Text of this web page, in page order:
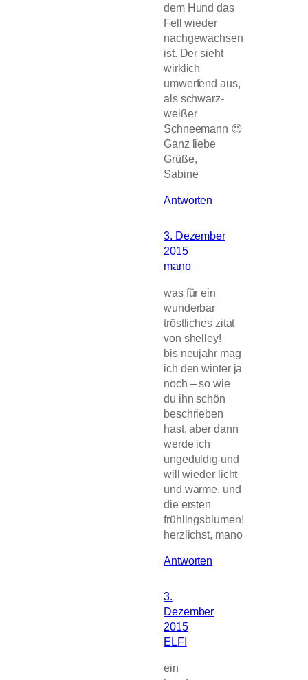
dem Hund das
Fell wieder
nachgewachsen
ist. Der sieht
wirklich
umwerfend aus,
als schwarz-
weißer
Schneemann 😉
Ganz liebe
Grüße,
Sabine
Antworten
3. Dezember
2015
mano
was für ein
wunderbar
tröstliches zitat
von shelley!
bis neujahr mag
ich den winter ja
noch – so wie
du ihn schön
beschrieben
hast, aber dann
werde ich
ungeduldig und
will wieder licht
und wärme. und
die ersten
frühlingsblumen!
herzlichst, mano
Antworten
3.
Dezember
2015
ELFI
ein